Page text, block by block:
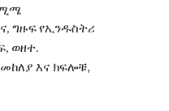
ግዙፍ የኢንዱስትሪ
ወዘተ.
እና ክፍሎቹ,